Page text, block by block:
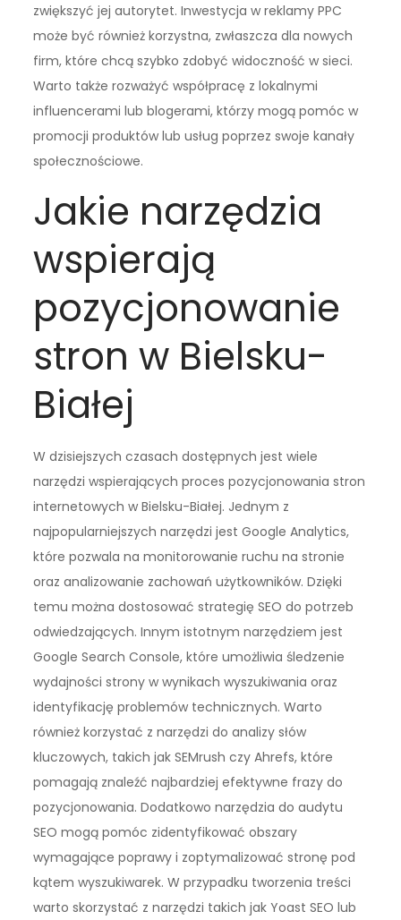
zwiększyć jej autorytet. Inwestycja w reklamy PPC
może być również korzystna, zwłaszcza dla nowych
firm, które chcą szybko zdobyć widoczność w sieci.
Warto także rozważyć współpracę z lokalnymi
influencerami lub blogerami, którzy mogą pomóc w
promocji produktów lub usług poprzez swoje kanały
społecznościowe.
Jakie narzędzia
wspierają
pozycjonowanie
stron w Bielsku-
Białej
W dzisiejszych czasach dostępnych jest wiele
narzędzi wspierających proces pozycjonowania stron
internetowych w Bielsku-Białej. Jednym z
najpopularniejszych narzędzi jest Google Analytics,
które pozwala na monitorowanie ruchu na stronie
oraz analizowanie zachowań użytkowników. Dzięki
temu można dostosować strategię SEO do potrzeb
odwiedzających. Innym istotnym narzędziem jest
Google Search Console, które umożliwia śledzenie
wydajności strony w wynikach wyszukiwania oraz
identyfikację problemów technicznych. Warto
również korzystać z narzędzi do analizy słów
kluczowych, takich jak SEMrush czy Ahrefs, które
pomagają znaleźć najbardziej efektywne frazy do
pozycjonowania. Dodatkowo narzędzia do audytu
SEO mogą pomóc zidentyfikować obszary
wymagające poprawy i zoptymalizować stronę pod
kątem wyszukiwarek. W przypadku tworzenia treści
warto skorzystać z narzędzi takich jak Yoast SEO lub